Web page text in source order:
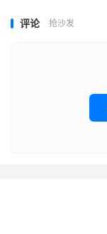
评论 抢沙发